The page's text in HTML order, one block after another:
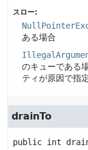
スロー:
ある場合
のキューである
ティが原因で指
drainTo
public int